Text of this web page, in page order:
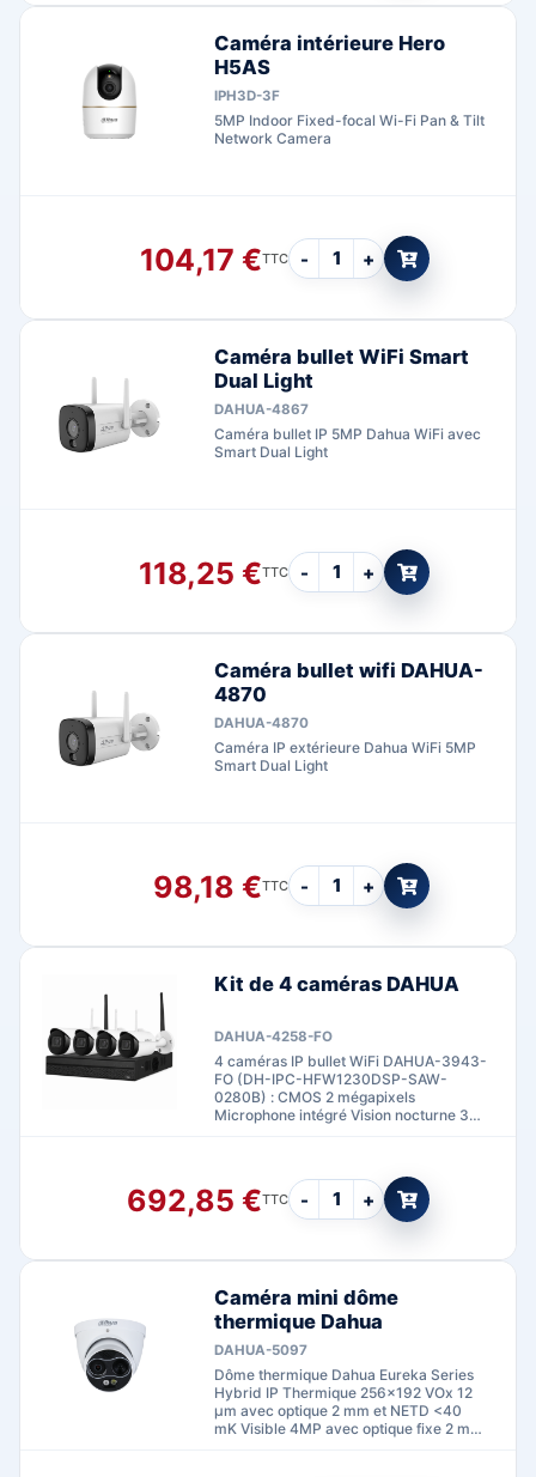
Caméra intérieure Hero
H5AS
IPH3D-3F
5MP Indoor Fixed-focal Wi-Fi Pan & Tilt
Network Camera
104,17 €TTC - +
Caméra bullet WiFi Smart
Dual Light
DAHUA-4867
Caméra bullet IP 5MP Dahua WiFi avec
Smart Dual Light
118,25 €TTC - +
Caméra bullet wifi DAHUA-
4870
DAHUA-4870
Caméra IP extérieure Dahua WiFi 5MP
Smart Dual Light
98,18 €TTC - +
Kit de 4 caméras DAHUA
DAHUA-4258-FO
4 caméras IP bullet WiFi DAHUA-3943-
FO (DH-IPC-HFW1230DSP-SAW-
0280B) : CMOS 2 mégapixels
Microphone intégré Vision nocturne 30
692,85 €TTC - +
Caméra mini dôme
thermique Dahua
DAHUA-5097
Dôme thermique Dahua Eureka Series
Hybrid IP Thermique 256×192 VOx 12
µm avec optique 2 mm et NETD <40
mK Visible 4MP avec optique fixe 2 mm